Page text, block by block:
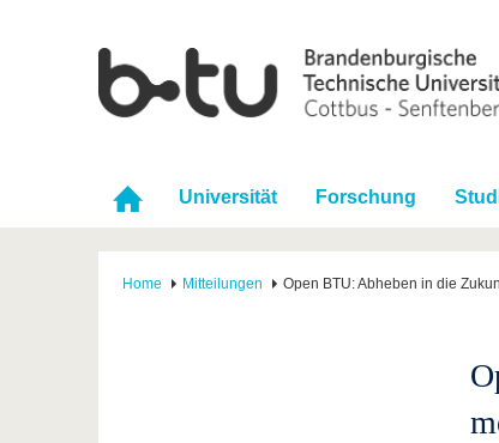
Universität Forschung
Home Mitteilungen Open BTU: Abheben in die